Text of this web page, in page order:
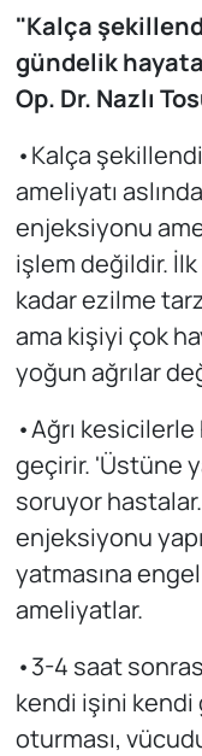
"Kalça
gündelik
Op. Dr. Nazlı
•Kalça
ameliyatı
enjeksiyonu
işlem değildir.
kadar ezilme
ama kişiyi çok
yoğun ağrılar
•Ağrı
geçirir. 'Üstüne
soruyor
enjeksiyonu
yatmasına
ameliyatlar.
•3-4 saat
kendi işini kendi
oturması,